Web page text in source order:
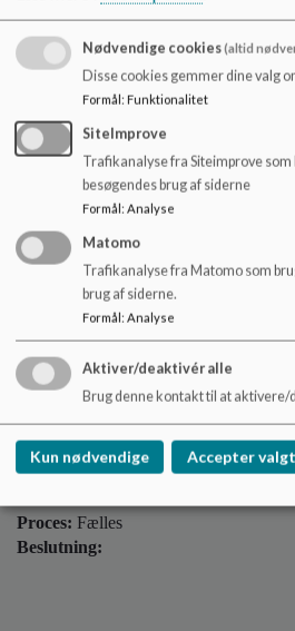
Bemærkninger:
Tovholder: SK og Karen
Beslutning:
17.30 – 17.45
Emne:Valg af skribent til
Opgave: Rasmus laver et udkast
Bemærkninger:
Tovholder:Karen
Proces: Fælles
Beslutning:
Nødvendige cookies(altid
Disse cookies gemmer dine valg
Formål: Funktionalitet
SiteImprove
Trafikanalyse fra Siteimprove som
besøgendes brug af siderne
Formål: Analyse
Matomo
Trafikanalyse fra Matomo som
brug af siderne.
Formål: Analyse
Aktiver/deaktivér alle
Brug denne kontakt til at aktivere/
Kun nødvendige Accepter